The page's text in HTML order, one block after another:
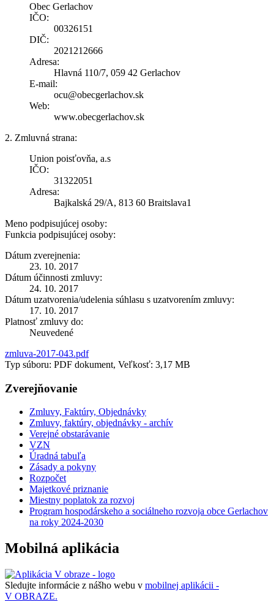
Obec Gerlachov
IČO:
00326151
DIČ:
2021212666
Adresa:
Hlavná 110/7, 059 42 Gerlachov
E-mail:
ocu@obecgerlachov.sk
Web:
www.obecgerlachov.sk
2. Zmluvná strana:
Union poisťovňa, a.s
IČO:
31322051
Adresa:
Bajkalská 29/A, 813 60 Braitslava1
Meno podpisujúcej osoby:
Funkcia podpisujúcej osoby:
Dátum zverejnenia:
23. 10. 2017
Dátum účinnosti zmluvy:
24. 10. 2017
Dátum uzatvorenia/udelenia súhlasu s uzatvorením zmluvy:
17. 10. 2017
Platnosť zmluvy do:
Neuvedené
zmluva-2017-043.pdf
Typ súboru: PDF dokument, Veľkosť: 3,17 MB
Zverejňovanie
Zmluvy, Faktúry, Objednávky
Zmluvy, faktúry, objednávky - archív
Verejné obstarávanie
VZN
Úradná tabuľa
Zásady a pokyny
Rozpočet
Majetkové priznanie
Miestny poplatok za rozvoj
Program hospodárskeho a sociálneho rozvoja obce Gerlachov
na roky 2024-2030
Mobilná aplikácia
Sledujte informácie z nášho webu v mobilnej aplikácii -
V OBRAZE.